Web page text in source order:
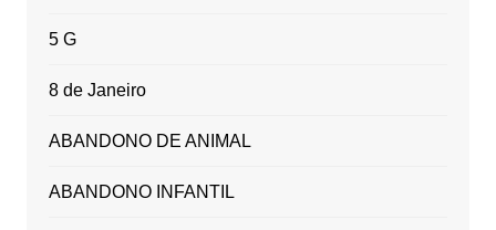
5 G
8 de Janeiro
ABANDONO DE ANIMAL
ABANDONO INFANTIL